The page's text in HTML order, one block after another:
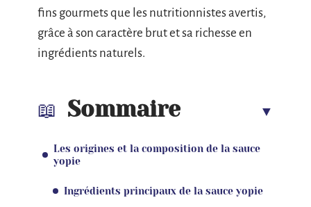
fins gourmets que les nutritionnistes avertis,
grâce à son caractère brut et sa richesse en
ingrédients naturels.
Sommaire
Les origines et la composition de la sauce
yopie
Ingrédients principaux de la sauce yopie